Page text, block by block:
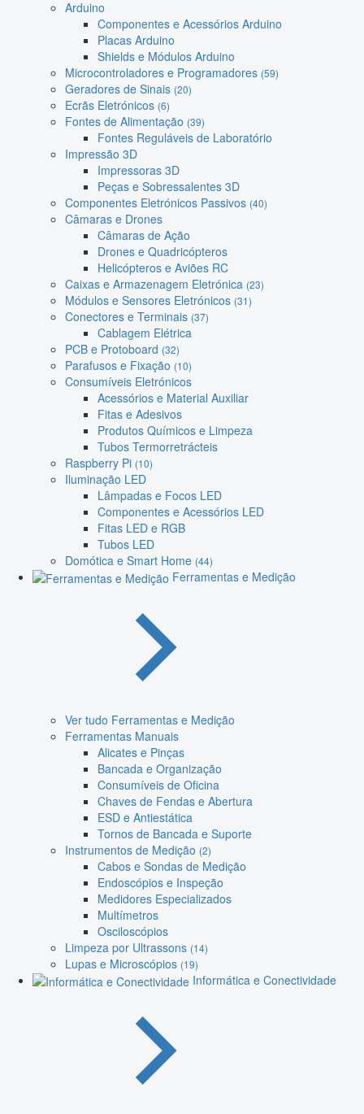
Arduino
Componentes e Acessórios Arduino
Placas Arduino
Shields e Módulos Arduino
Microcontroladores e Programadores (59)
Geradores de Sinais (20)
Ecrãs Eletrónicos (6)
Fontes de Alimentação (39)
Fontes Reguláveis de Laboratório
Impressão 3D
Impressoras 3D
Peças e Sobressalentes 3D
Componentes Eletrónicos Passivos (40)
Câmaras e Drones
Câmaras de Ação
Drones e Quadricópteros
Helicópteros e Aviões RC
Caixas e Armazenagem Eletrónica (23)
Módulos e Sensores Eletrónicos (31)
Conectores e Terminais (37)
Cablagem Elétrica
PCB e Protoboard (32)
Parafusos e Fixação (10)
Consumíveis Eletrónicos
Acessórios e Material Auxiliar
Fitas e Adesivos
Produtos Químicos e Limpeza
Tubos Termorretrácteis
Raspberry Pi (10)
Iluminação LED
Lâmpadas e Focos LED
Componentes e Acessórios LED
Fitas LED e RGB
Tubos LED
Domótica e Smart Home (44)
Ferramentas e Medição
Ver tudo Ferramentas e Medição
Ferramentas Manuais
Alicates e Pinças
Bancada e Organização
Consumíveis de Oficina
Chaves de Fendas e Abertura
ESD e Antiestática
Tornos de Bancada e Suporte
Instrumentos de Medição (2)
Cabos e Sondas de Medição
Endoscópios e Inspeção
Medidores Especializados
Multímetros
Osciloscópios
Limpeza por Ultrassons (14)
Lupas e Microscópios (19)
Informática e Conectividade